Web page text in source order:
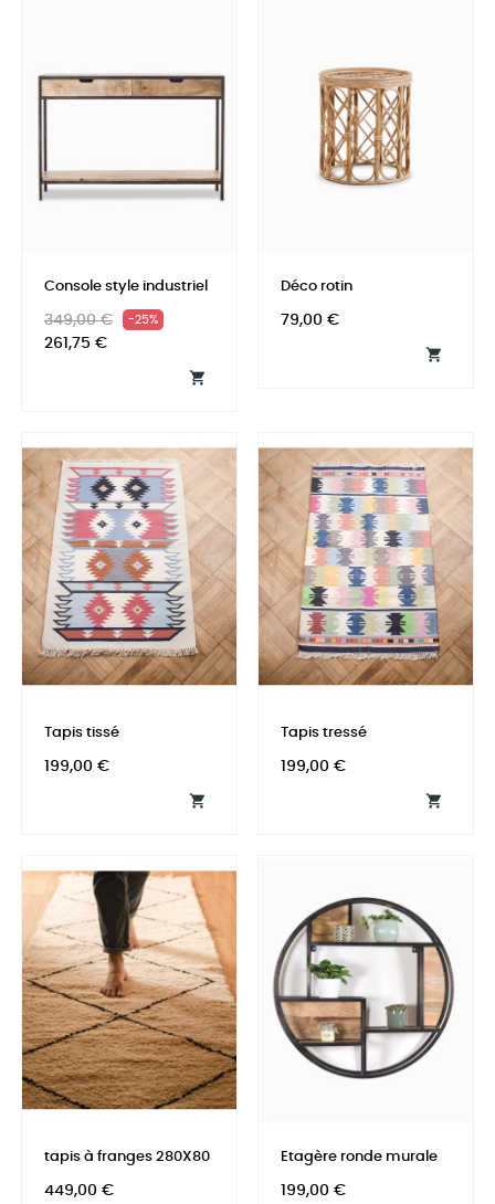
Console style industriel
Prix
habituel
349,00 € -25%
261,75 €

Déco rotin
Prix
79,00 €

Tapis tissé
Prix
199,00 €

Tapis tressé
Prix
199,00 €

tapis à franges 280X80
Prix
449,00 €
Etagère ronde murale
Prix
199,00 €